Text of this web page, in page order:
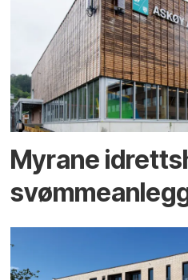
Myrane